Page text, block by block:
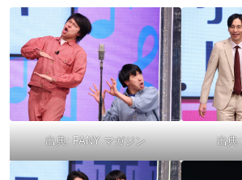
出典: FANY マガジン 出典: